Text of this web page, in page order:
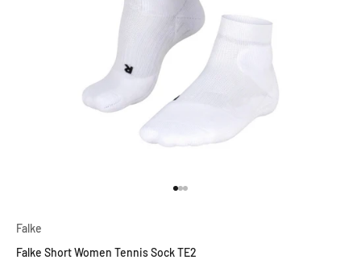
Falke
Falke Short Women Tennis Sock TE2